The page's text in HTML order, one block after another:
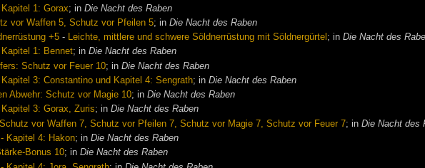
1: Gorax; inDie Nacht des Raben
vor Waffen 5, Schutz vor Pfeilen 5; inDie Nacht des Raben
+5 - Leichte, mittlere und schwere Söldnerrüstung mit Söldnergürtel ; inDie Nacht des
1: Bennet; inDie Nacht des Raben
Schutz vor Feuer 10; inDie Nacht des Raben
3: Constantino und Kapitel 4: Sengrath; inDie Nacht des Raben
Abwehr: Schutz vor Magie 10; inDie Nacht des Raben
3: Gorax, Zuris; inDie Nacht des Raben
vor Waffen 7, Schutz vor Pfeilen 7, Schutz vor Magie 7, Schutz vor Feuer 7; inDie Nacht des
Kapitel 4: Hakon; inDie Nacht des Raben
Bonus 10; inDie Nacht des Raben